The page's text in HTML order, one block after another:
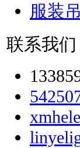
服装
联系我们